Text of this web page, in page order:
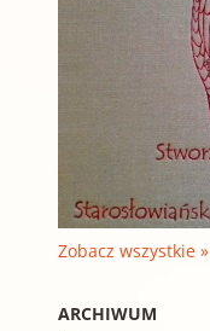
Zobacz wszystkie »
ARCHIWUM